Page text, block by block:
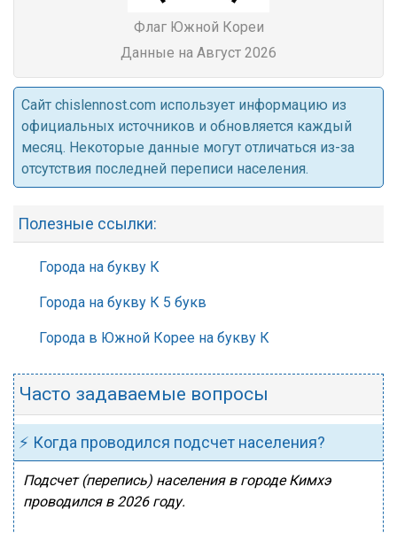
Флаг Южной Кореи
Данные на Август 2026
Cайт chislennost.com использует информацию из
официальных источников и обновляется каждый
месяц. Некоторые данные могут отличаться из-за
отсутствия последней переписи населения.
Полезные ссылки:
Города на букву К
Города на букву К 5 букв
Города в Южной Корее на букву К
Часто задаваемые вопросы
⚡ Когда проводился подсчет населения?
Подсчет (перепись) населения в городе Кимхэ
проводился в 2026 году.